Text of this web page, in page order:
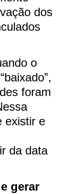
dos
o
foram
existir e
da data
gerar